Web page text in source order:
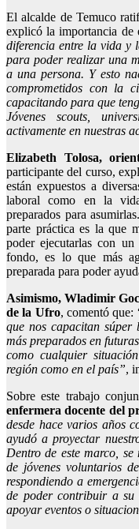
El alcalde de Temuco
explicó la importancia de
diferencia entre la vida y
para poder realizar una
a una persona. Y esto
comprometidos con la
capacitando para que
Jóvenes scouts,
activamente en nuestras
Elizabeth Tolosa,
participante del curso,
están expuestos a
laboral como en la
preparados para
parte práctica es la que
poder ejecutarlas con
fondo, es lo que más
preparada para poder
Asimismo, Wladimir
de la Ufro, comentó que:
que nos capacitan
más preparados en
como cualquier
región como en el país”,
Sobre este trabajo
enfermera docente del
desde hace varios años
ayudó a proyectar
Dentro de este marco,
de jóvenes voluntarios
respondiendo a
de poder contribuir a su
apoyar eventos o